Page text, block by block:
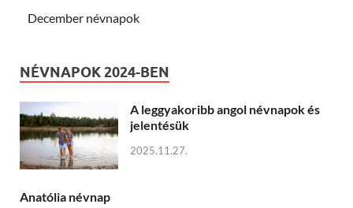
December névnapok
NÉVNAPOK 2024-BEN
A leggyakoribb angol névnapok és
jelentésük
2025.11.27.
Anatólia névnap